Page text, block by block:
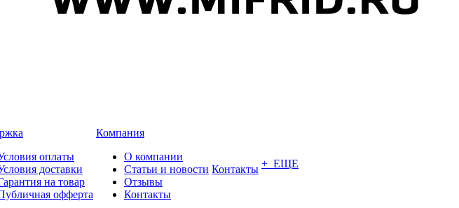
оплаты
доставки
на товар
офферта
Компания
О компании
Статьи и новости
Отзывы
Контакты
Контакты + ЕЩЕ